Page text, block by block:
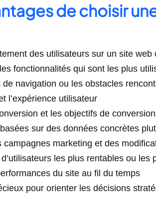
de choisir
des utilisateurs sur un site web
fonctionnalités qui sont les plus
navigation ou les obstacles
l’expérience utilisateur
et les objectifs de conversion
sur des données concrètes
campagnes marketing et des
les plus rentables ou les
du site au fil du temps
pour orienter les décisions